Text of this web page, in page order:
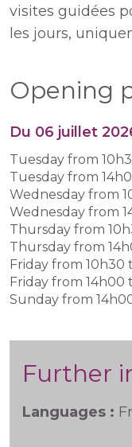
visites guidées
les jours,
Opening
Du 06 juillet
Tuesday from
Tuesday from
Wednesday from
Wednesday from
Thursday from
Thursday from
Friday from 10h30
Friday from 14h00
Sunday from
Further
Languages :